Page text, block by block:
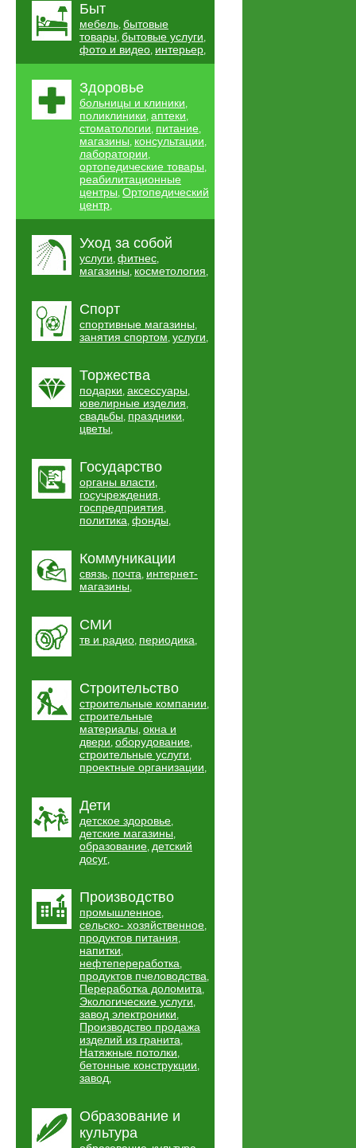
Быт
мебель, бытовые
товары, бытовые услуги,
фото и видео, интерьер,
Здоровье
больницы и клиники,
поликлиники, аптеки,
стоматологии, питание,
магазины, консультации,
лаборатории,
ортопедические товары,
реабилитационные
центры, Ортопедический
центр,
Уход за собой
услуги, фитнес,
магазины, косметология,
Спорт
спортивные магазины,
занятия спортом, услуги,
Торжества
подарки, аксессуары,
ювелирные изделия,
свадьбы, праздники,
цветы,
Государство
органы власти,
госучреждения,
госпредприятия,
политика, фонды,
Коммуникации
связь, почта, интернет-
магазины,
СМИ
тв и радио, периодика,
Строительство
строительные компании,
строительные
материалы, окна и
двери, оборудование,
строительные услуги,
проектные организации,
Дети
детское здоровье,
детские магазины,
образование, детский
досуг,
Производство
промышленное,
сельско- хозяйственное,
продуктов питания,
напитки,
нефтепереработка,
продуктов пчеловодства,
Переработка доломита,
Экологические услуги,
завод электроники,
Производство продажа
изделий из гранита,
Натяжные потолки,
бетонные конструкции,
завод,
Образование и
культура